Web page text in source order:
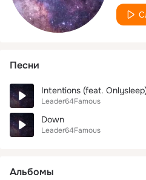
Песни
Intentions (feat.
Leader64Famous
Down
Leader64Famous
Альбомы